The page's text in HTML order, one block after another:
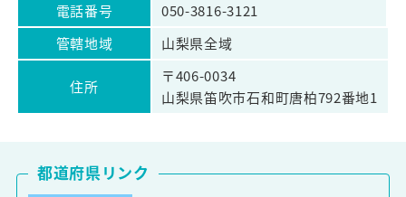
電話番号
050-3816-3121
管轄地域
山梨県全域
住所
〒406-0034
山梨県笛吹市石和町唐柏792番地1
都道府県リンク